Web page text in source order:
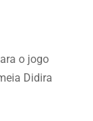
o jogo
Didira